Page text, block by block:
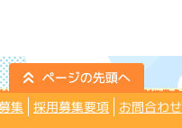
集 採用募集要項
お問合わせ